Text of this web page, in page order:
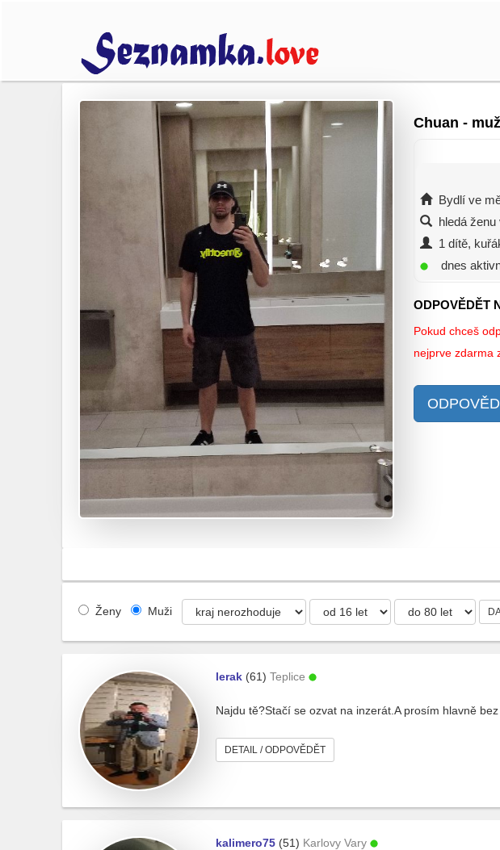
Chuan -
Bydlí ve
hledá ženu
1 dítě,
dnes
ODPOVĚDĚT
Pokud chceš
nejprve zdarma
Ženy Muži
lerak (61) Teplice
Najdu tě?Stačí se ozvat na inzerát.A prosím hlavně
DETAIL / ODPOVĚDĚT
kalimero75 (51) Karlovy Vary